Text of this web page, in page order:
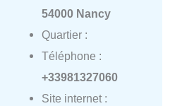
54000 Nancy
Quartier :
Téléphone :
+33981327060
Site internet :